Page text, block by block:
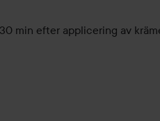
min efter applicering av